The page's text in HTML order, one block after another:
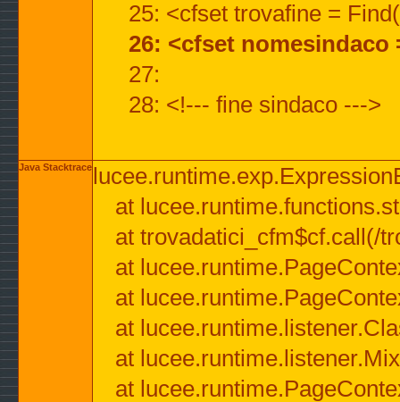
25: <cfset trovafine =
26: <cfset
27:
28: <!--- fine sindaco --->
Java Stacktrace
at
at trovadatici_cfm$cf.call(/
at
at
at
at
at